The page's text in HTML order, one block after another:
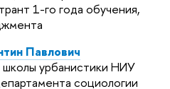
1-го года обучения,
Павлович
урбанистики НИУ
социологии